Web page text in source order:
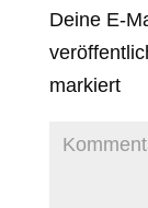
Deine E-
markiert